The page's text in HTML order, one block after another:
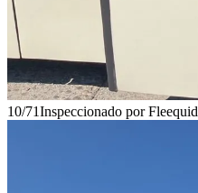
10/71Inspeccionado por Fleequid